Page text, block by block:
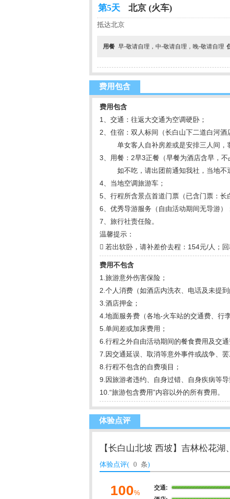
第5天 北京 (火车)
抵达北京
用餐 早-敬请自理，中-敬请自理，晚-敬请自理
费用包含
费用包含
1、交通：往返大交通为空调硬卧；
2、住宿：双人标间（长白山下二道白河
单女客人自补房差或是安排三人间，客
3、用餐：2早3正餐（早餐为酒店含早，
如不吃，请出团前通知我社，当地不
4、当地空调旅游车；
5、行程所含景点首道门票（已含门票：长
6、优秀导游服务（自由活动期间无导游）
7、旅行社责任险。
温馨提示：
 若出软卧，请补差价去程：154元/人；
费用不包含
1.旅游意外伤害保险；
2.个人消费（如酒店内洗衣、电话及未提到
3.酒店押金；
4.地面服务费（各地-火车站的交通费、行
5.单间差或加床费用；
6.行程之外自由活动期间的餐食费用及交通
7.因交通延误、取消等意外事件或战争、
8.行程不包含的自费项目；
9.因旅游者违约、自身过错、自身疾病等
10.“旅游包含费用”内容以外的所有费用。
体验点评
【长白山北坡 西坡】吉林松花
体验点评( 0 条)
100%
交通: